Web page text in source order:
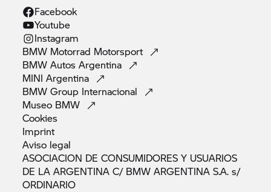
Facebook
Youtube
Instagram
BMW Motorrad Motorsport
BMW AutosArgentina
MINIArgentina
BMW Group Internacional
Museo BMW
Cookies
Imprint
Aviso legal
ASOCIACION DE CONSUMIDORES Y USUARIOS
DE LA ARGENTINA C/ BMW ARGENTINA S.A. s/
ORDINARIO